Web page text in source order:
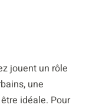
jouent un rôle
une
idéale. Pour